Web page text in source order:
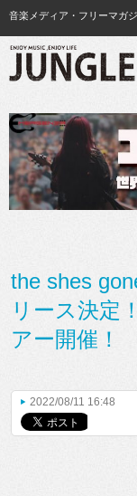
音楽メディア・フリーマガ
the shes
リース決定
アー開催！
2022/08/11 16:48